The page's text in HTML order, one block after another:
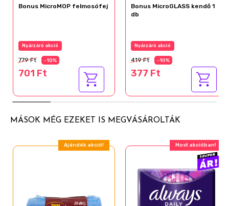
Bonus MicroMOP felmosófej
Nyárzáró akció
779 Ft -10%
701 Ft
Bonus MicroGLASS kendő 1
db
Nyárzáró akció
419 Ft -10%
377 Ft
MÁSOK MÉG EZEKET IS MEGVÁSÁROLTÁK
Ajándék akció! Most akcióban!